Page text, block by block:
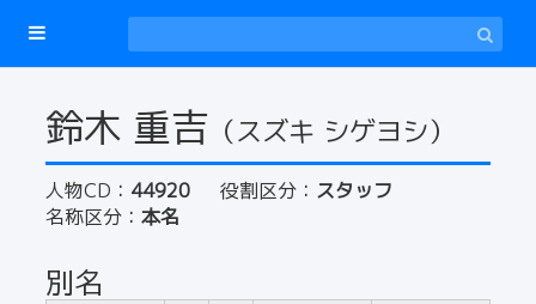
鈴木 重吉 （スズキ シゲヨシ）
人物CD： 44920 役割区分： スタッフ
名称区分： 本名
別名